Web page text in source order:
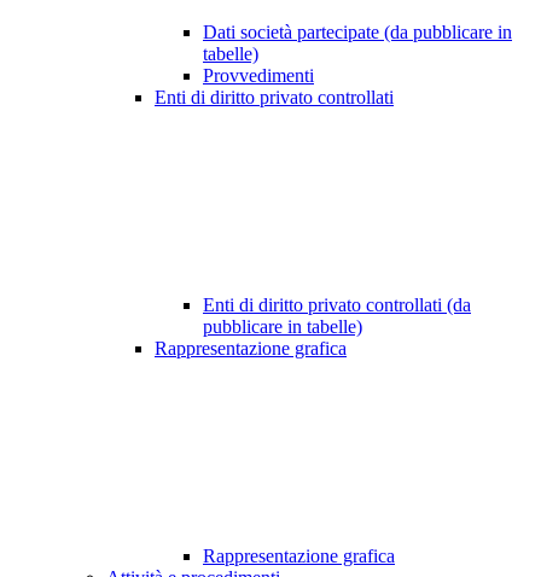
Dati società partecipate (da pubblicare in
tabelle)
Provvedimenti
Enti di diritto privato controllati
Enti di diritto privato controllati (da
pubblicare in tabelle)
Rappresentazione grafica
Rappresentazione grafica